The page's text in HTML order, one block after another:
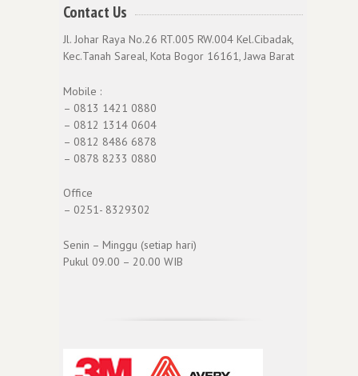
Contact Us
Jl. Johar Raya No.26 RT.005 RW.004 Kel.Cibadak,
Kec.Tanah Sareal, Kota Bogor 16161, Jawa Barat
Mobile :
– 0813 1421 0880
– 0812 1314 0604
– 0812 8486 6878
– 0878 8233 0880
Office
– 0251- 8329302
Senin – Minggu (setiap hari)
Pukul 09.00 – 20.00 WIB